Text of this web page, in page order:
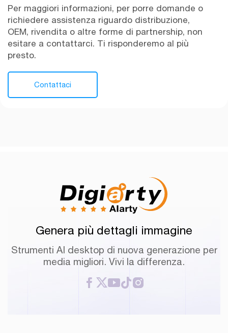
Per maggiori informazioni, per porre domande o
richiedere assistenza riguardo distribuzione,
OEM, rivendita o altre forme di partnership, non
esitare a contattarci. Ti risponderemo al più
presto.
Contattaci
Genera più dettagli immagine
Strumenti AI desktop di nuova generazione per
media migliori. Vivi la differenza.